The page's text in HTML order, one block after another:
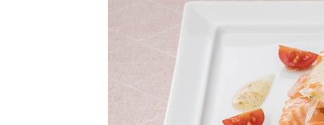
料理の素・調理ソース
卵関連品